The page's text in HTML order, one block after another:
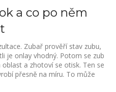
a co po něm
Zubař prověří stav zubu,
je onlay vhodný. Potom se zub
a zhotoví se otisk. Ten se
přesně na míru. To může